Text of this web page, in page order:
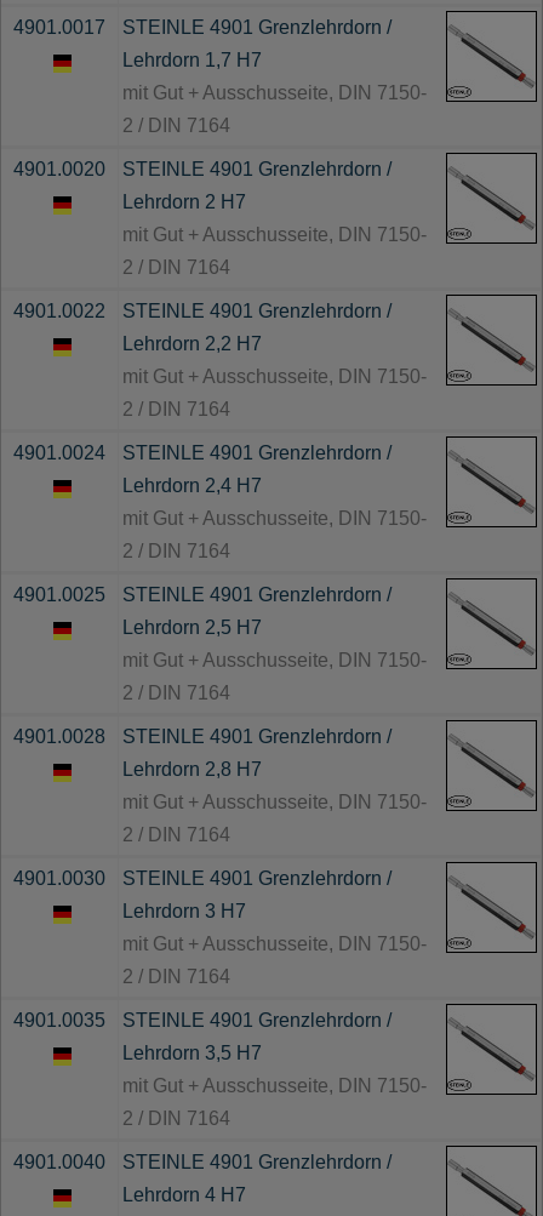
4901.0017
STEINLE 4901 Grenzlehrdorn /
Lehrdorn 1,7 H7
mit Gut + Ausschusseite, DIN 7150-
2 / DIN 7164
4901.0020
STEINLE 4901 Grenzlehrdorn /
Lehrdorn 2 H7
mit Gut + Ausschusseite, DIN 7150-
2 / DIN 7164
4901.0022
STEINLE 4901 Grenzlehrdorn /
Lehrdorn 2,2 H7
mit Gut + Ausschusseite, DIN 7150-
2 / DIN 7164
4901.0024
STEINLE 4901 Grenzlehrdorn /
Lehrdorn 2,4 H7
mit Gut + Ausschusseite, DIN 7150-
2 / DIN 7164
4901.0025
STEINLE 4901 Grenzlehrdorn /
Lehrdorn 2,5 H7
mit Gut + Ausschusseite, DIN 7150-
2 / DIN 7164
4901.0028
STEINLE 4901 Grenzlehrdorn /
Lehrdorn 2,8 H7
mit Gut + Ausschusseite, DIN 7150-
2 / DIN 7164
4901.0030
STEINLE 4901 Grenzlehrdorn /
Lehrdorn 3 H7
mit Gut + Ausschusseite, DIN 7150-
2 / DIN 7164
4901.0035
STEINLE 4901 Grenzlehrdorn /
Lehrdorn 3,5 H7
mit Gut + Ausschusseite, DIN 7150-
2 / DIN 7164
4901.0040
STEINLE 4901 Grenzlehrdorn /
Lehrdorn 4 H7